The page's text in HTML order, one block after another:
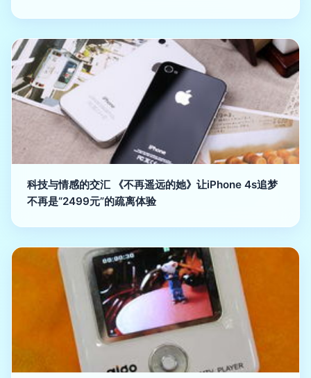
科技与情感的交汇 《不再遥远的她》让iPhone 4s追梦
不再是“2499元”的疏离体验